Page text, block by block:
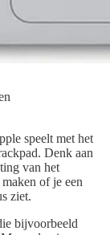
speelt met het
Denk aan
van het
of je een
ziet.
bijvoorbeeld